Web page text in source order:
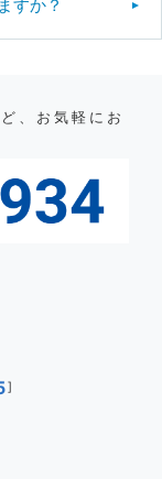
すか？
、お気軽にお
]